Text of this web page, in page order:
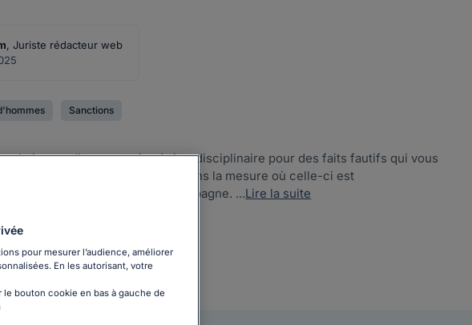
, Juriste rédacteur web
Sanctions
ou d'une mutation à titre disciplinaire pour des faits fautifs qui vous
de refuser une telle sanction, dans la mesure où celle-ci est
modèle de lettre vous accompagne. ...Lire la suite
pour mesurer l’audience, améliorer
En les autorisant, votre
le bouton cookie en bas à gauche de